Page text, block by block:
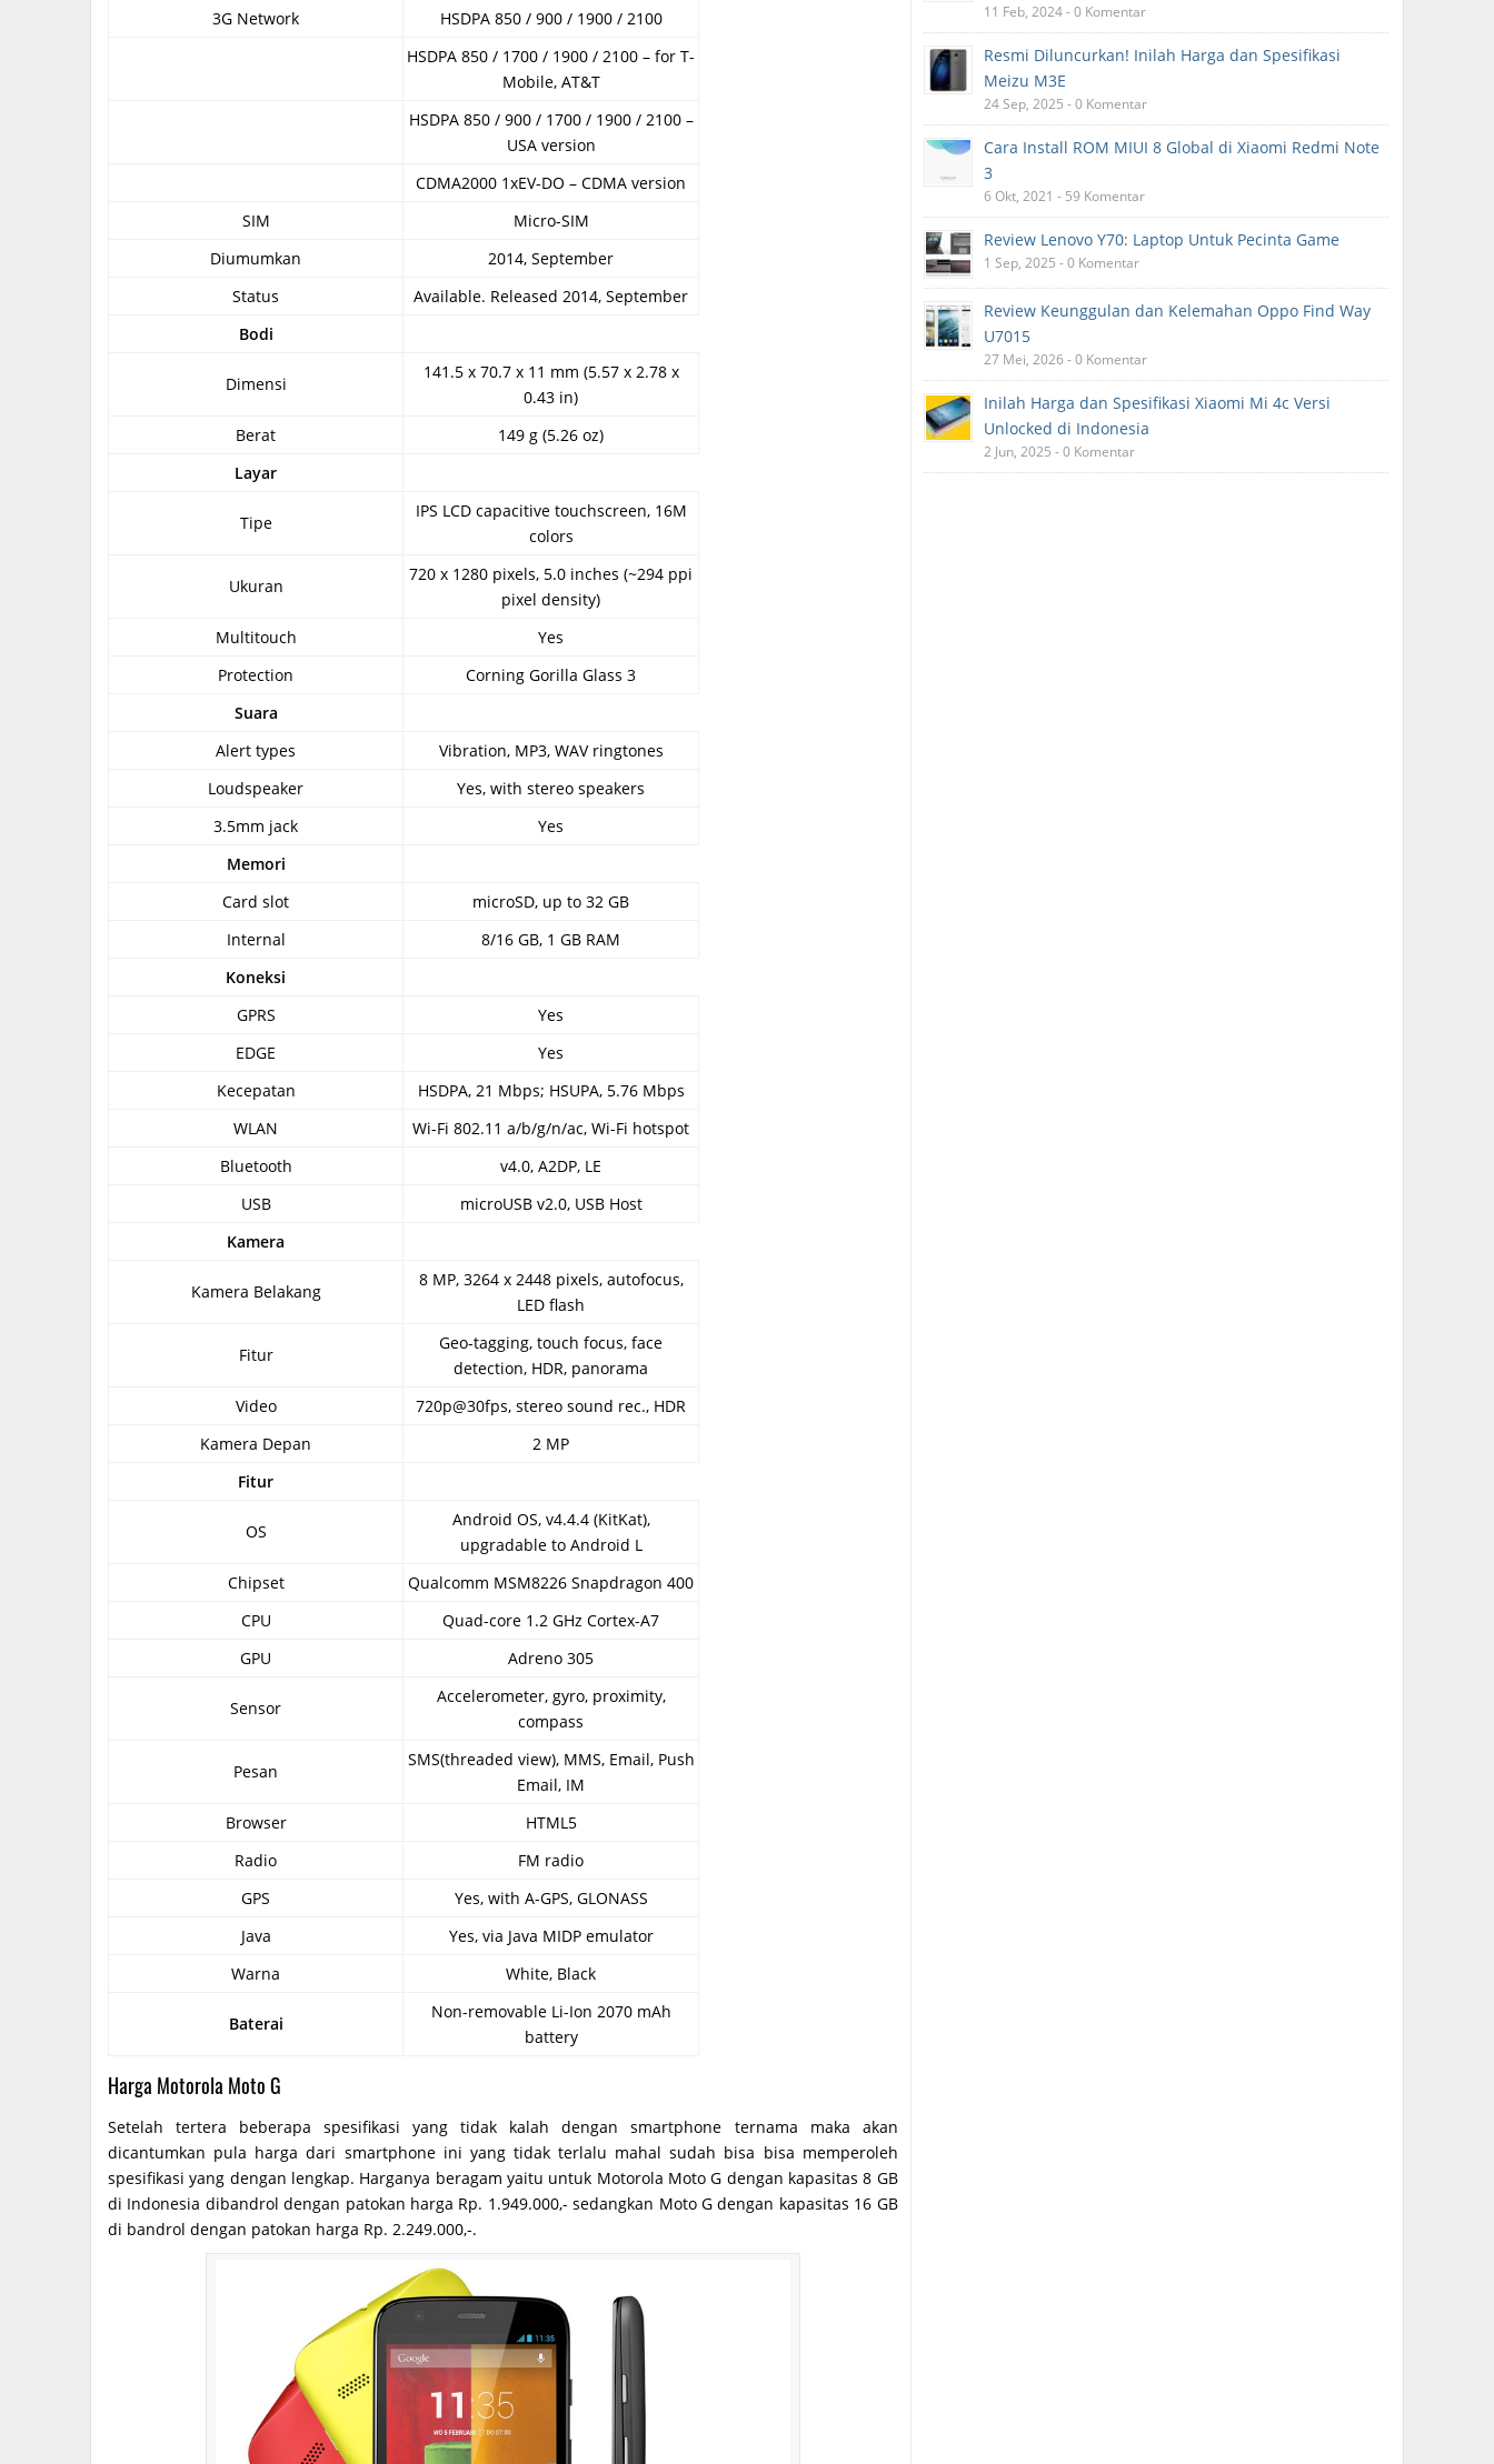
3G Network
HSDPA 850 / 900 / 1900 / 2100
HSDPA 850 / 1700 / 1900 / 2100 – for T-
Mobile, AT&T
HSDPA 850 / 900 / 1700 / 1900 / 2100 –
USA version
CDMA2000 1xEV-DO – CDMA version
SIM
Micro-SIM
Diumumkan
2014, September
Status
Available. Released 2014, September
Bodi
Dimensi
141.5 x 70.7 x 11 mm (5.57 x 2.78 x
0.43 in)
Berat
149 g (5.26 oz)
Layar
Tipe
IPS LCD capacitive touchscreen, 16M
colors
Ukuran
720 x 1280 pixels, 5.0 inches (~294 ppi
pixel density)
Multitouch
Yes
Protection
Corning Gorilla Glass 3
Suara
Alert types
Vibration, MP3, WAV ringtones
Loudspeaker
Yes, with stereo speakers
3.5mm jack
Yes
Memori
Card slot
microSD, up to 32 GB
Internal
8/16 GB, 1 GB RAM
Koneksi
GPRS
Yes
EDGE
Yes
Kecepatan
HSDPA, 21 Mbps; HSUPA, 5.76 Mbps
WLAN
Wi-Fi 802.11 a/b/g/n/ac, Wi-Fi hotspot
Bluetooth
v4.0, A2DP, LE
USB
microUSB v2.0, USB Host
Kamera
Kamera Belakang
8 MP, 3264 x 2448 pixels, autofocus,
LED flash
Fitur
Geo-tagging, touch focus, face
detection, HDR, panorama
Video
720p@30fps, stereo sound rec., HDR
Kamera Depan
2 MP
Fitur
OS
Android OS, v4.4.4 (KitKat),
upgradable to Android L
Chipset
Qualcomm MSM8226 Snapdragon 400
CPU
Quad-core 1.2 GHz Cortex-A7
GPU
Adreno 305
Sensor
Accelerometer, gyro, proximity,
compass
Pesan
SMS(threaded view), MMS, Email, Push
Email, IM
Browser
HTML5
Radio
FM radio
GPS
Yes, with A-GPS, GLONASS
Java
Yes, via Java MIDP emulator
Warna
White, Black
Baterai
Non-removable Li-Ion 2070 mAh
battery
Harga Motorola Moto G
Setelah tertera beberapa spesifikasi yang tidak kalah dengan smartphone ternama maka akan
dicantumkan pula harga dari smartphone ini yang tidak terlalu mahal sudah bisa bisa memperoleh
spesifikasi yang dengan lengkap. Harganya beragam yaitu untuk Motorola Moto G dengan kapasitas 8 GB
di Indonesia dibandrol dengan patokan harga Rp. 1.949.000,- sedangkan Moto G dengan kapasitas 16 GB
di bandrol dengan patokan harga Rp. 2.249.000,-.
11 Feb, 2024 - 0 Komentar
Resmi Diluncurkan! Inilah Harga dan Spesifikasi
Meizu M3E
24 Sep, 2025 - 0 Komentar
Cara Install ROM MIUI 8 Global di Xiaomi Redmi Note
3
6 Okt, 2021 - 59 Komentar
Review Lenovo Y70: Laptop Untuk Pecinta Game
1 Sep, 2025 - 0 Komentar
Review Keunggulan dan Kelemahan Oppo Find Way
U7015
27 Mei, 2026 - 0 Komentar
Inilah Harga dan Spesifikasi Xiaomi Mi 4c Versi
Unlocked di Indonesia
2 Jun, 2025 - 0 Komentar